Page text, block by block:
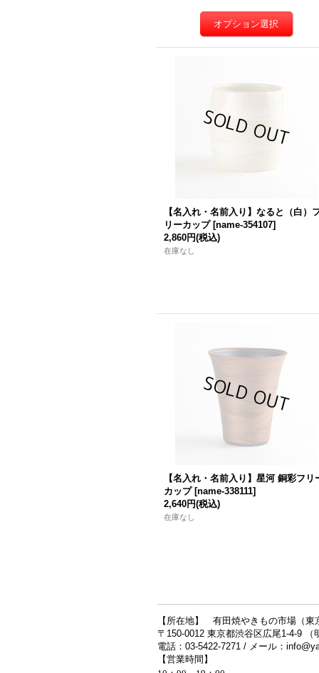
【名入れ・名前入り】なると（白）
リーカップ [name-354107]
2,860円(税込)
在庫なし
【名入れ・名前入り】星河 銅彩フリ
カップ [name-338111]
2,640円(税込)
在庫なし
【所在地】 有田焼やきもの市場（東
〒150-0012 東京都渋谷区広尾1-4-9 （
電話：03-5422-7271 / メール：
【営業時間】